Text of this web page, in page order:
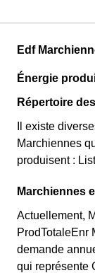
Edf
Énergie
Répertoire
Il existe
Marchiennes
produisent :
Marchiennes
Actuellement,
ProdTotaleEnr
demande
qui représente